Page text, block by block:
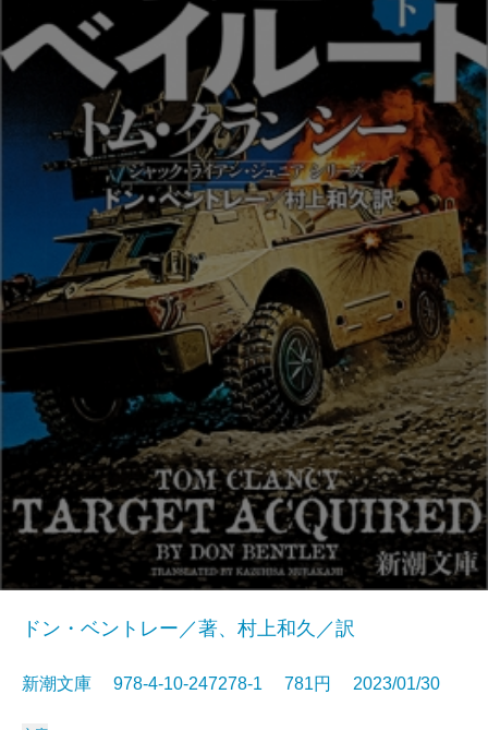
ドン・ベントレー／著、村上和久／訳
新潮文庫 978-4-10-247278-1 781円 2023/01/30